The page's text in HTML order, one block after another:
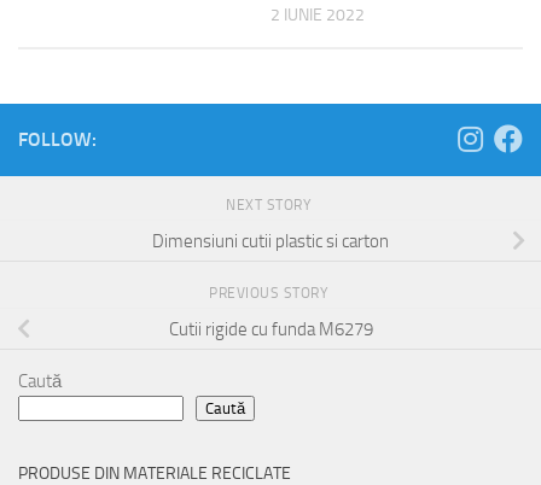
2 IUNIE 2022
FOLLOW:
NEXT STORY
Dimensiuni cutii plastic si carton
PREVIOUS STORY
Cutii rigide cu funda M6279
Caută
Caută
PRODUSE DIN MATERIALE RECICLATE